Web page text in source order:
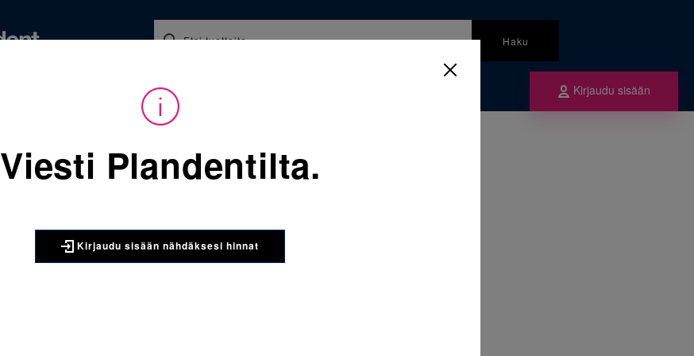
Haku
Ajankohtaista Kirjaudu sisään
Sijainti: Tarvikkeet / Oikominen / Muut oikomishoidon tarvikkeet
3M Unitek Vahat
Viesti Plandentilta.
Kirjaudu sisään nähdäksesi hinnat